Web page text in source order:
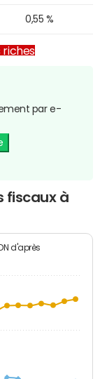
0,55 %
riches
par e-
fiscaux à
d'après